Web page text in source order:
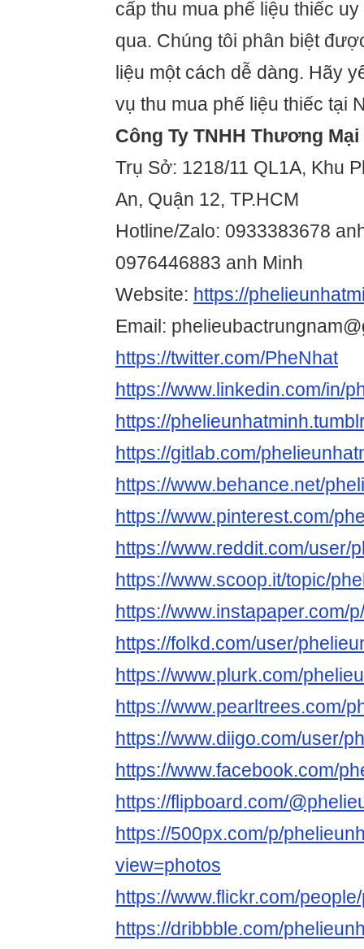
cấp thu mua phế liệu thiếc
qua. Chúng tôi phân biệt
liệu một cách dễ dàng. Hãy
vụ thu mua phế liệu thiếc tại
Công Ty TNHH Thương
Trụ Sở: 1218/11 QL1A, Khu
An, Quận 12, TP.HCM
Hotline/Zalo: 0933383678
0976446883 anh Minh
Website: https://
Email:
https://twitter.com/PheNhat
https://www.linkedin.com/in/
https://
https://gitlab.com/
https://www.behance.net/
https://www.pinterest.com/
https://www.reddit.com/user/
https://www.scoop.it/topic/
https://www.instapaper.com/
https://folkd.com/user/
https://www.plurk.com/
https://www.pearltrees.com/
https://www.diigo.com/user/
https://www.facebook.com/
https://flipboard.com/
https://500px.com/p/
view=photos
https://www.flickr.com/
https://dribbble.com/